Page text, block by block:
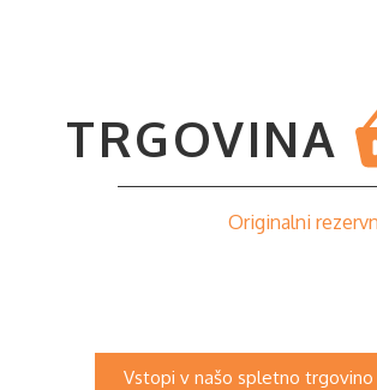
TRGOVINA
Originalni
Vstopi v našo spletno